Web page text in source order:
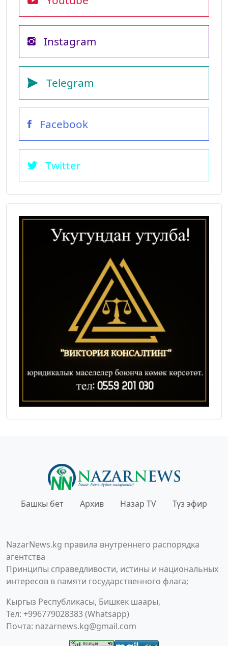
Instagram
Telegram
Facebook
Twitter
Башкы бет Архив Назар TV Түз эфир
NazarNews.kg правила внутреннего распорядка
агентства
Принципы справедливости, истины и национальных
интересов в памяти государственного флага;
Кыргыз Республикасы, Бишкек шаары,
Тел: +996779028383 (Whatsapp)
Почта: nazarnews.kg@gmail.com